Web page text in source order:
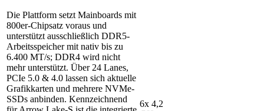
Die Plattform setzt Mainboards mit
800er-Chipsatz voraus und
unterstützt ausschließlich DDR5-
Arbeitsspeicher mit nativ bis zu
6.400 MT/s; DDR4 wird nicht
mehr unterstützt. Über 24 Lanes,
PCIe 5.0 & 4.0 lassen sich aktuelle
Grafikkarten und mehrere NVMe-
SSDs anbinden. Kennzeichnend
6x 4,2